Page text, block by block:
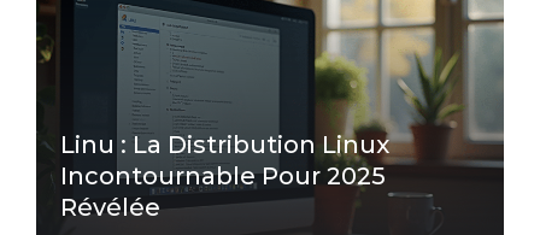
Linu : La Distribution Linux
Incontournable Pour 2025
Révélée